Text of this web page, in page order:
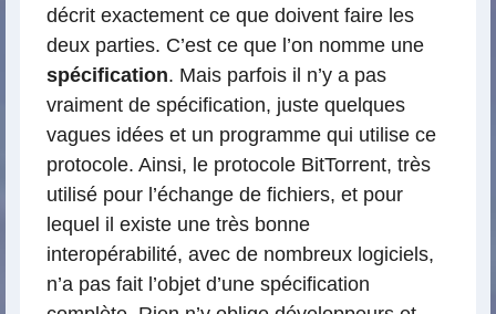
décrit exactement ce que doivent faire les
deux parties. C’est ce que l’on nomme une
spécification. Mais parfois il n’y a pas
vraiment de spécification, juste quelques
vagues idées et un programme qui utilise ce
protocole. Ainsi, le protocole BitTorrent, très
utilisé pour l’échange de fichiers, et pour
lequel il existe une très bonne
interopérabilité, avec de nombreux logiciels,
n’a pas fait l’objet d’une spécification